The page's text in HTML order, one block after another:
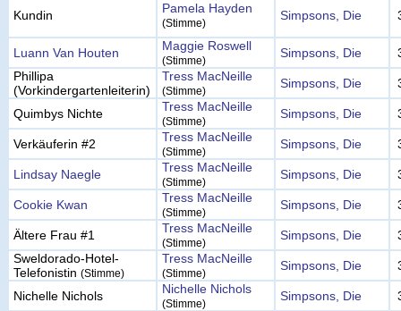
Kundin Pamela Hayden
(Stimme)
Simpsons, Die
Luann Van Houten Maggie Roswell
(Stimme)
Simpsons, Die
Phillipa
(Vorkindergartenleiterin)
Tress MacNeille
(Stimme)
Simpsons, Die
Quimbys Nichte Tress MacNeille
(Stimme)
Simpsons, Die
Verkäuferin #2 Tress MacNeille
(Stimme)
Simpsons, Die
Lindsay Naegle Tress MacNeille
(Stimme)
Simpsons, Die
Cookie Kwan Tress MacNeille
(Stimme)
Simpsons, Die
Ältere Frau #1 Tress MacNeille
(Stimme)
Simpsons, Die
Sweldorado-Hotel-
Telefonistin (Stimme)
Tress MacNeille
(Stimme)
Simpsons, Die
Nichelle Nichols Nichelle Nichols
(Stimme)
Simpsons, Die